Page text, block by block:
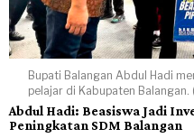
Bupati Balangan Abdul Hadi
pelajar di Kabupaten
Abdul Hadi: Beasiswa Jadi
Peningkatan SDM Balangan